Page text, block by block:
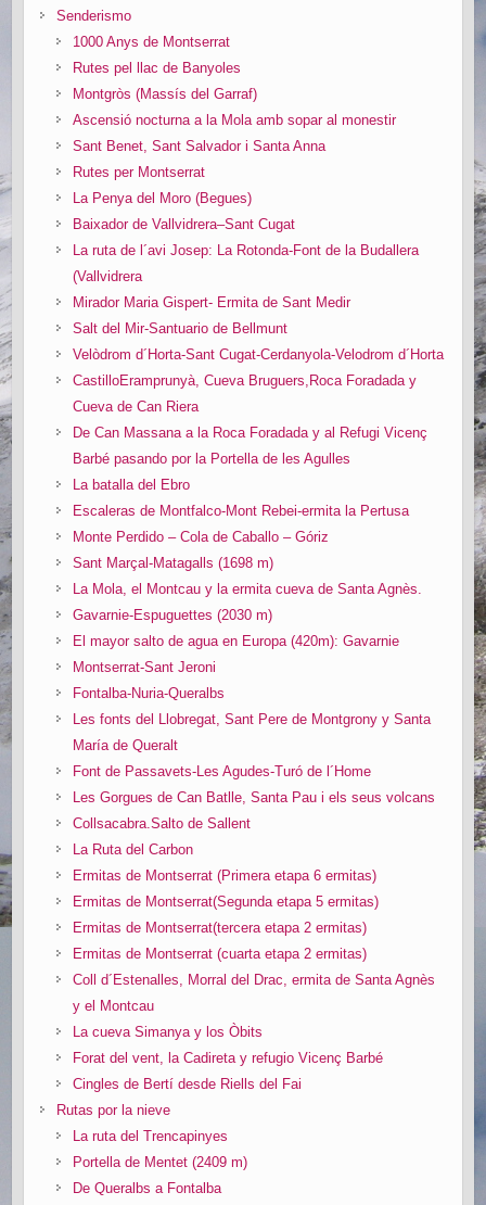
Senderismo
1000 Anys de Montserrat
Rutes pel llac de Banyoles
Montgròs (Massís del Garraf)
Ascensió nocturna a la Mola amb sopar al monestir
Sant Benet, Sant Salvador i Santa Anna
Rutes per Montserrat
La Penya del Moro (Begues)
Baixador de Vallvidrera–Sant Cugat
La ruta de l´avi Josep: La Rotonda-Font de la Budallera
(Vallvidrera
Mirador Maria Gispert- Ermita de Sant Medir
Salt del Mir-Santuario de Bellmunt
Velòdrom d´Horta-Sant Cugat-Cerdanyola-Velodrom d´Horta
CastilloEramprunyà, Cueva Bruguers,Roca Foradada y
Cueva de Can Riera
De Can Massana a la Roca Foradada y al Refugi Vicenç
Barbé pasando por la Portella de les Agulles
La batalla del Ebro
Escaleras de Montfalco-Mont Rebei-ermita la Pertusa
Monte Perdido – Cola de Caballo – Góriz
Sant Marçal-Matagalls (1698 m)
La Mola, el Montcau y la ermita cueva de Santa Agnès.
Gavarnie-Espuguettes (2030 m)
El mayor salto de agua en Europa (420m): Gavarnie
Montserrat-Sant Jeroni
Fontalba-Nuria-Queralbs
Les fonts del Llobregat, Sant Pere de Montgrony y Santa
María de Queralt
Font de Passavets-Les Agudes-Turó de l´Home
Les Gorgues de Can Batlle, Santa Pau i els seus volcans
Collsacabra.Salto de Sallent
La Ruta del Carbon
Ermitas de Montserrat (Primera etapa 6 ermitas)
Ermitas de Montserrat(Segunda etapa 5 ermitas)
Ermitas de Montserrat(tercera etapa 2 ermitas)
Ermitas de Montserrat (cuarta etapa 2 ermitas)
Coll d´Estenalles, Morral del Drac, ermita de Santa Agnès
y el Montcau
La cueva Simanya y los Òbits
Forat del vent, la Cadireta y refugio Vicenç Barbé
Cingles de Bertí desde Riells del Fai
Rutas por la nieve
La ruta del Trencapinyes
Portella de Mentet (2409 m)
De Queralbs a Fontalba